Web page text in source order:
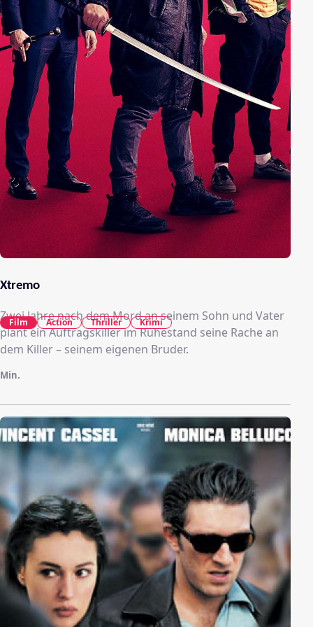
Xtremo
Zwei Jahre nach dem Mord an seinem Sohn und Vater
plant ein Auftragskiller im Ruhestand seine Rache an
dem Killer – seinem eigenen Bruder.
Min.
Film Action Thriller Krimi